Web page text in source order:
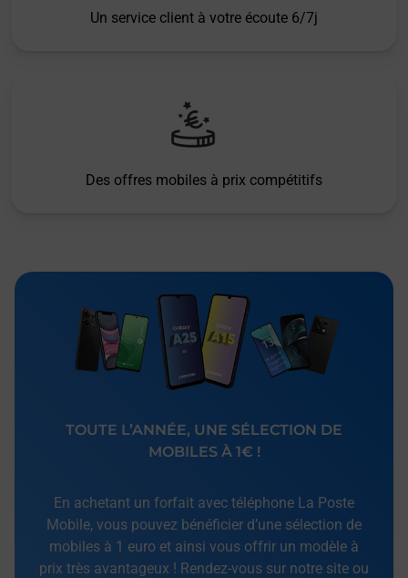
Un service client à votre écoute 6/7j
Des offres mobiles à prix compétitifs
TOUTE L’ANNÉE, UNE SÉLECTION DE
MOBILES À 1€ !
En achetant un forfait avec téléphone La Poste
Mobile, vous pouvez bénéficier d’une sélection de
mobiles à 1 euro et ainsi vous offrir un modèle à
prix très avantageux ! Rendez-vous sur notre site ou